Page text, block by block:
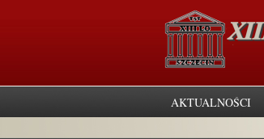
AKTUALNOŚCI